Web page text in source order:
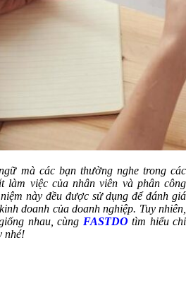
mà các bạn thường nghe trong các
làm việc của nhân viên và phân công
này đều được sử dụng để đánh giá
doanh của doanh nghiệp. Tuy nhiên,
nhau, cùng FASTDO tìm hiểu chi
nhé!